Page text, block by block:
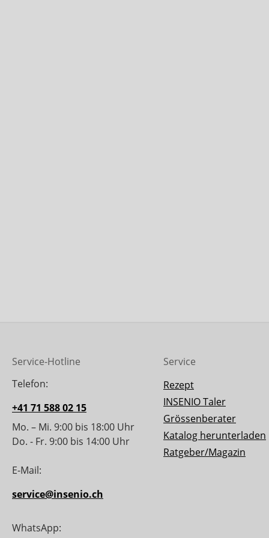
Service-Hotline
Telefon:
+41 71 588 02 15
Mo. – Mi. 9:00 bis 18:00 Uhr
Do. - Fr. 9:00 bis 14:00 Uhr
E-Mail:
service@insenio.ch
WhatsApp:
Service
Rezept
INSENIO Taler
Grössenberater
Katalog herunterladen
Ratgeber/Magazin